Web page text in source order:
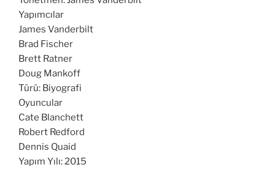
Yapımcılar
James Vanderbilt
Brad Fischer
Brett Ratner
Doug Mankoff
Türü: Biyografi
Oyuncular
Cate Blanchett
Robert Redford
Dennis Quaid
Yapım Yılı: 2015